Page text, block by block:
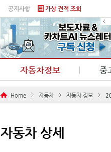
공지사항 가상 견적 조회
자동차정보 중
Home 자동차 자동차 정보
자동차 상세